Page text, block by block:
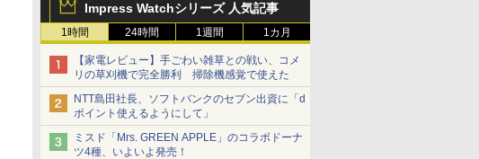
Impress Watchシリーズ 人気記事
1時間 24時間 1週間 1カ月
【家電レビュー】手ごわい雑草との戦い、コメ
リの草刈機で完全勝利 掃除機感覚で使えた
NTT島田社長、ソフトバンクのセブン出資に「d
ポイント使えるようにして」
ミスド「Mrs. GREEN APPLE」のコラボドーナ
ツ4種、いよいよ発売！